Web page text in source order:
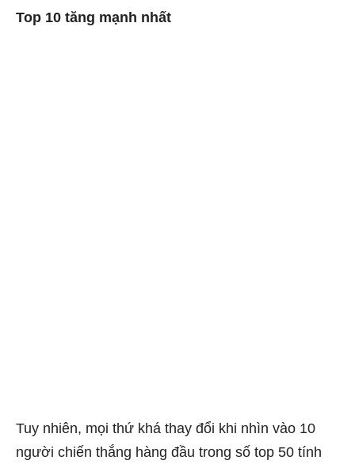
Top 10 tăng mạnh nhất
Tuy nhiên, mọi thứ khá thay đổi khi nhìn vào 10
người chiến thắng hàng đầu trong số top 50 tính